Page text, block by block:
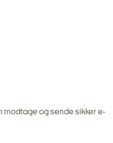
og sende sikker e-